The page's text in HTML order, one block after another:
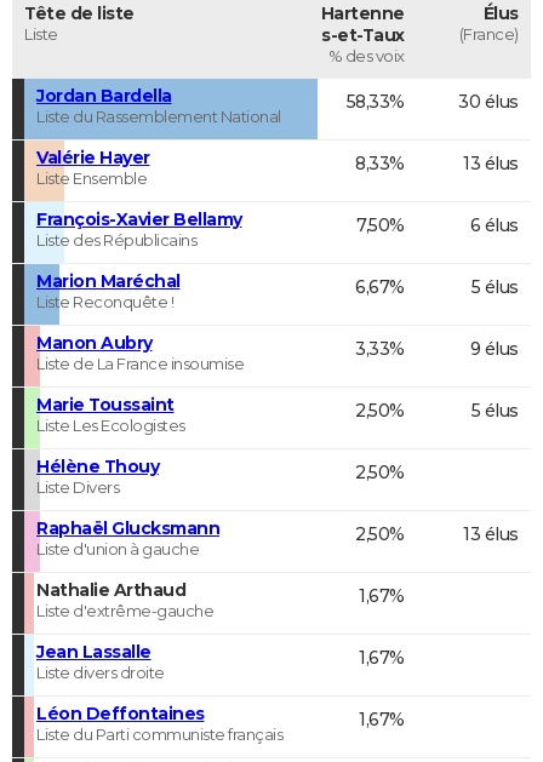
Tête de liste
Liste
Hartenne
s-et-Taux
% des voix
Élus
(France)
Jordan Bardella
Liste du Rassemblement National
58,33% 30 élus
Valérie Hayer
Liste Ensemble
8,33% 13 élus
François-Xavier Bellamy
Liste des Républicains
7,50% 6 élus
Marion Maréchal
Liste Reconquête !
6,67% 5 élus
Manon Aubry
Liste de La France insoumise
3,33% 9 élus
Marie Toussaint
Liste Les Ecologistes
2,50% 5 élus
Hélène Thouy
Liste Divers
2,50%
Raphaël Glucksmann
Liste d'union à gauche
2,50% 13 élus
Nathalie Arthaud
Liste d'extrême-gauche
1,67%
Jean Lassalle
Liste divers droite
1,67%
Léon Deffontaines
Liste du Parti communiste français
1,67%